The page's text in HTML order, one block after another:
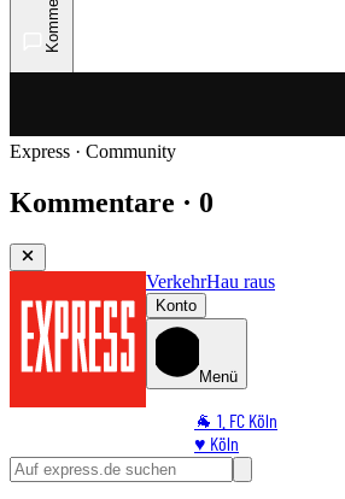
Express · Community
Kommentare · 0
VerkehrHau raus
Konto
Menü
🐐 1. FC Köln
♥️ Köln
⭐ Promi